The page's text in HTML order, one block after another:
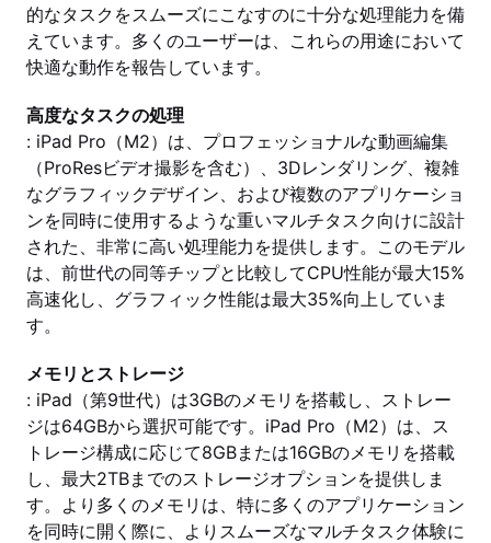
的なタスクをスムーズにこなすのに十分な処理能力を備
えています。多くのユーザーは、これらの用途において
快適な動作を報告しています。
高度なタスクの処理
: iPad Pro（M2）は、プロフェッショナルな動画編集
（ProResビデオ撮影を含む）、3Dレンダリング、複雑
なグラフィックデザイン、および複数のアプリケーショ
ンを同時に使用するような重いマルチタスク向けに設計
された、非常に高い処理能力を提供します。このモデル
は、前世代の同等チップと比較してCPU性能が最大15%
高速化し、グラフィック性能は最大35%向上していま
す。
メモリとストレージ
: iPad（第9世代）は3GBのメモリを搭載し、ストレー
ジは64GBから選択可能です。iPad Pro（M2）は、ス
トレージ構成に応じて8GBまたは16GBのメモリを搭載
し、最大2TBまでのストレージオプションを提供しま
す。より多くのメモリは、特に多くのアプリケーション
を同時に開く際に、よりスムーズなマルチタスク体験に